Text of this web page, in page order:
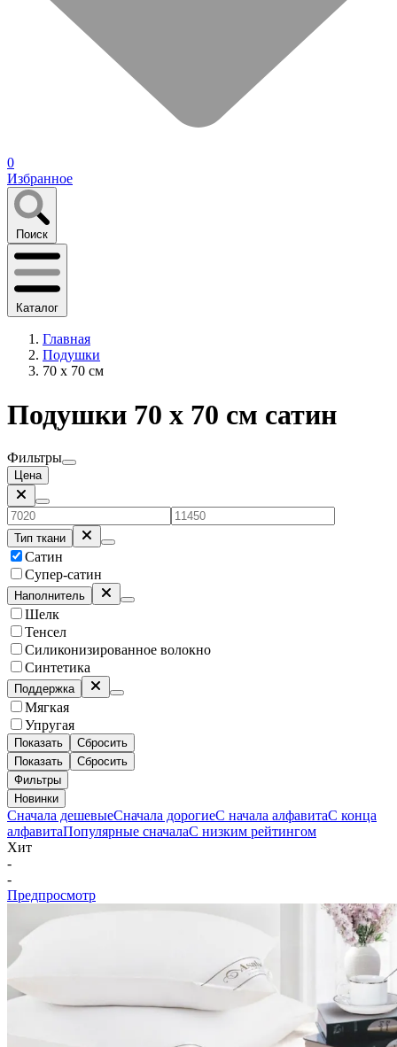
0
Избранное
Поиск
Каталог
Главная
Подушки
70 x 70 см
Подушки 70 х 70 см сатин
Фильтры
Цена
Тип ткани
Сатин
Супер-сатин
Наполнитель
Шелк
Тенсел
Силиконизированное волокно
Синтетика
Поддержка
Мягкая
Упругая
Показать
Сбросить
Показать
Сбросить
Фильтры
Новинки
Сначала дешевыеСначала дорогиеС начала алфавитаС конца
алфавитаПопулярные сначалаС низким рейтингом
Хит
-
-
Предпросмотр